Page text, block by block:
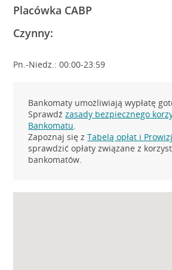
Placówka CABP
Czynny:
Pn.-Niedz.: 00:00-23:59
Bankomaty umożliwiają wypłatę
Sprawdźzasady bezpiecznego
Bankomatu.
Zapoznaj się zTabelą opłat i
sprawdzić opłaty związane z
bankomatów.